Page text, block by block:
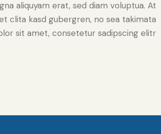
aliquyam erat, sed diam voluptua. At
clita kasd gubergren, no sea takimata
sit amet, consetetur sadipscing elitr.